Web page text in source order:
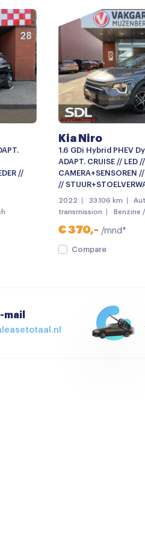
achter
//
Kia Niro
1.6 GDi Hybrid PHEV
ADAPT. CRUISE // LED //
CAMERA+SENSOREN
//
2022 33.106 km
transmission
Benzine
€ 370,- /mnd*
Compare
mail